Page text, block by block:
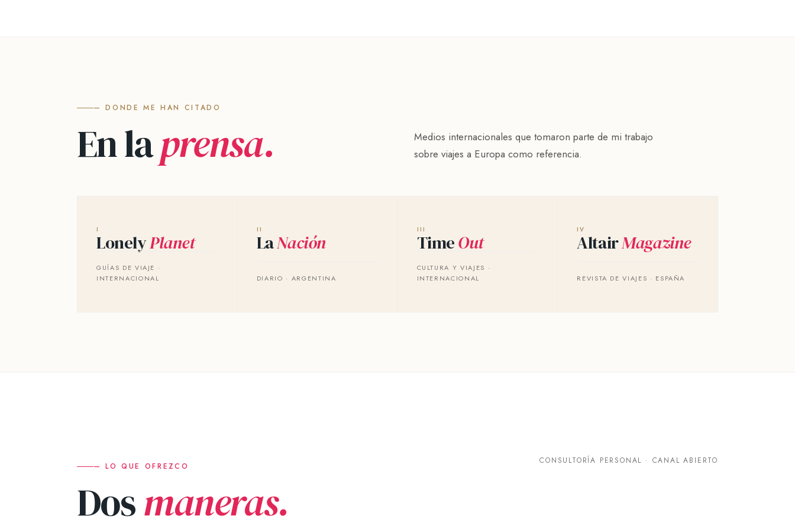
— DONDE ME HAN CITADO
En laprensa.
Medios internacionales que tomaron parte de mi trabajo
sobre viajes a Europa como referencia.
I
LonelyPlanet
GUÍAS DE VIAJE ·
INTERNACIONAL
II
LaNación
DIARIO · ARGENTINA
III
TimeOut
CULTURA Y VIAJES ·
INTERNACIONAL
IV
AltairMagazine
REVISTA DE VIAJES · ESPAÑA
— LO QUE OFREZCO
Dosmaneras.
CONSULTORÍA PERSONAL · CANAL ABIERTO